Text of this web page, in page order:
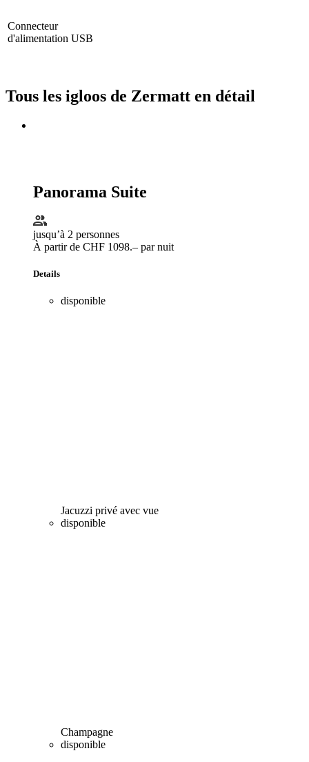
Connecteur
d'alimentation USB
Tous les igloos de Zermatt en détail
Panorama Suite
jusqu’à 2 personnes
À partir de CHF 1098.– par nuit
Details
disponible
Jacuzzi privé avec vue
disponible
Champagne
disponible